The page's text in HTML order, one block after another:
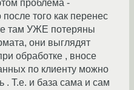
проблема -
того как перенес
там УЖЕ потеряны
они выглядят
обработке , вносе
по клиенту можно
. Т.е. и база сама и сам